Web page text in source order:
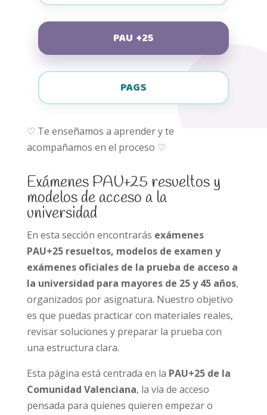
PAU +25
PAGS
♡ Te enseñamos a aprender y te
acompañamos en el proceso ♡
Exámenes PAU+25 resueltos y
modelos de acceso a la
universidad
En esta sección encontrarás exámenes
PAU+25 resueltos, modelos de examen y
exámenes oficiales de la prueba de acceso a
la universidad para mayores de 25 y 45 años,
organizados por asignatura. Nuestro objetivo
es que puedas practicar con materiales reales,
revisar soluciones y preparar la prueba con
una estructura clara.
Esta página está centrada en la PAU+25 de la
Comunidad Valenciana, la vía de acceso
pensada para quienes quieren empezar o